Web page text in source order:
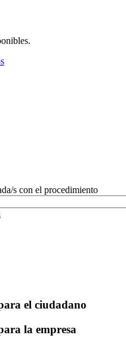
s con el procedimiento
el ciudadano
la empresa